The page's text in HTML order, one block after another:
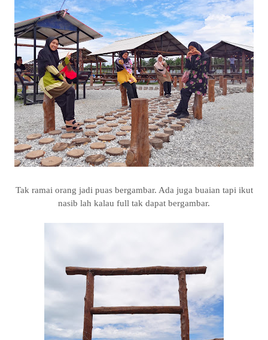
Tak ramai orang jadi puas bergambar. Ada juga buaian tapi ikut
nasib lah kalau full tak dapat bergambar.